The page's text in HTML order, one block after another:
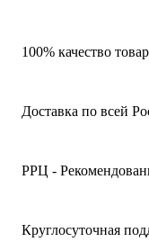
100% качество
Доставка по всей
РРЦ -
Круглосуточная